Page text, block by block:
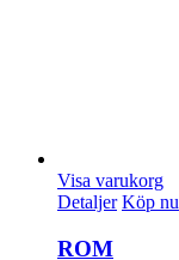
Visa varukorg
Detaljer Köp nu
ROM